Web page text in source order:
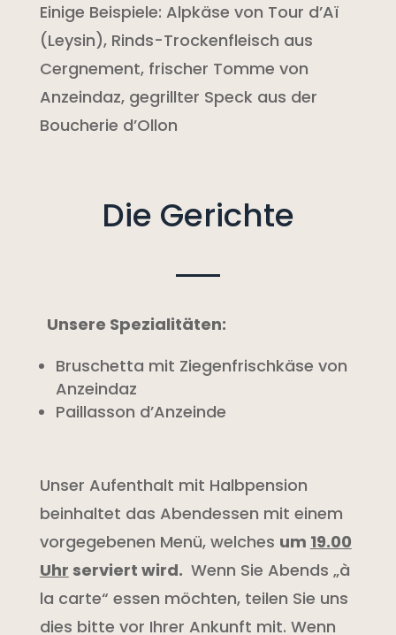
Einige Beispiele: Alpkäse von Tour d’Aï
(Leysin), Rinds-Trockenfleisch aus
Cergnement, frischer Tomme von
Anzeindaz, gegrillter Speck aus der
Boucherie d’Ollon
Die Gerichte
Unsere Spezialitäten:
Bruschetta mit Ziegenfrischkäse von
Anzeindaz
Paillasson d’Anzeinde
Unser Aufenthalt mit Halbpension
beinhaltet das Abendessen mit einem
vorgegebenen Menü, welches um 19.00
Uhr serviert wird. Wenn Sie Abends „à
la carte“ essen möchten, teilen Sie uns
dies bitte vor Ihrer Ankunft mit. Wenn